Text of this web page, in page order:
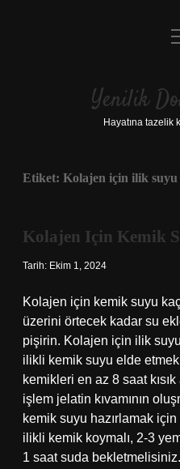
Yenilik
Hayatına tazelik
Etiket: Kolajen için ilik suyu
Kolajen Için Kemik
Tarih: Ekim 1, 2024
Kolajen için kemik suyu
üzerini örtecek kadar su
pişirin. Kolajen için ilik
ilikli kemik suyu elde
kemikleri en az 8 saat
işlem jelatin kıvamının
kemik suyu hazırlamak
ilikli kemik koymalı, 2-3
1 saat suda